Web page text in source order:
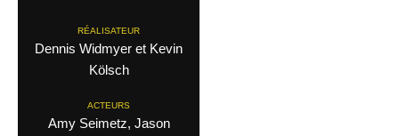
RÉALISATEUR
Dennis Widmyer et Kevin
Kölsch
ACTEURS
Amy Seimetz, Jason